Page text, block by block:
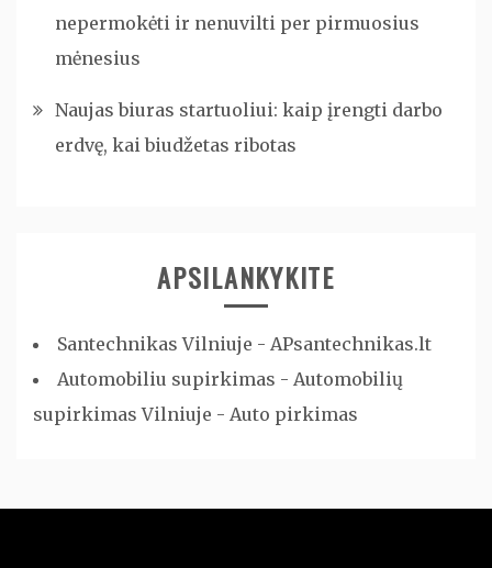
nepermokėti ir nenuvilti per pirmuosius
mėnesius
Naujas biuras startuoliui: kaip įrengti darbo
erdvę, kai biudžetas ribotas
APSILANKYKITE
Santechnikas Vilniuje - APsantechnikas.lt
Automobiliu supirkimas - Automobilių
supirkimas Vilniuje - Auto pirkimas